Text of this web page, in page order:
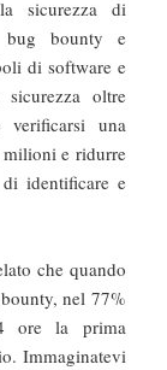
sicurezza di
bug bounty e
di software e
oltre
verificarsi una
milioni e ridurre
identificare e
che quando
nel 77%
ore la prima
Immaginatevi